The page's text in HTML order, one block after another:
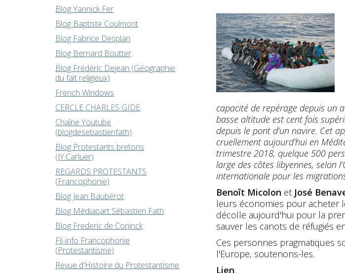
Blog Yannick Fer
Blog Baptiste Coulmont
Blog Fabrice Desplan
Blog Bernard Boutter
Blog Frédéric Dejean (Géographie
du fait religieux)
French Windows
CERCLE CHARLES GIDE
Chaîne Youtube
(blogdesebastienfath)
Blog Protestants bretons
(JY.Carluer)
REGARDS PROTESTANTS
(Francophonie)
Blog Jean Baubérot
Blog Médiapart Sébastien Fath
Blog Frederic de Coninck
Fil-info Francophonie
(Protestantisme)
Revue d'Histoire du Protestantisme
capacité de repérage depuis un
basse altitude est cent fois
depuis le pont d’un navire. Cet
cruellement aujourd’hui en
trimestre 2018, quelque 500
large des côtes libyennes, selon
internationale pour les
Benoît Micolon et José
leurs économies pour acheter
décolle aujourd'hui pour la
sauver les canots de réfugiés
Ces personnes pragmatiques
l'Europe, soutenons-les.
Lien.